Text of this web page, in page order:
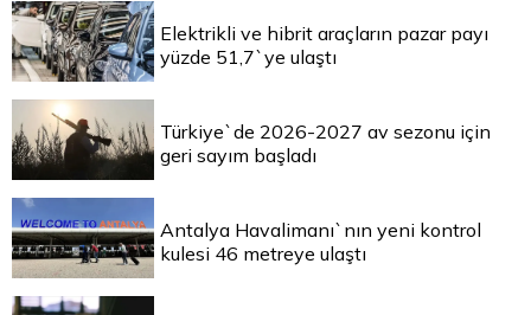
Elektrikli ve hibrit araçların pazar payı
yüzde 51,7`ye ulaştı
Türkiye`de 2026-2027 av sezonu için
geri sayım başladı
Antalya Havalimanı`nın yeni kontrol
kulesi 46 metreye ulaştı